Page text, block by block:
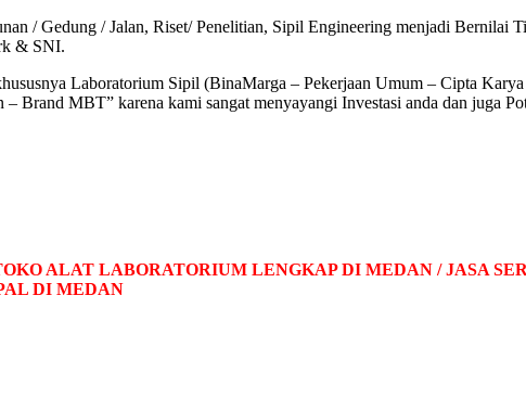
/ Gedung / Jalan, Riset/ Penelitian, Sipil Engineering menjadi Bernilai
& SNI.
Laboratorium Sipil (BinaMarga – Pekerjaan Umum – Cipta
MBT” karena kami sangat menyayangi Investasi anda dan juga
ALAT LABORATORIUM LENGKAP DI MEDAN / JASA
DI MEDAN